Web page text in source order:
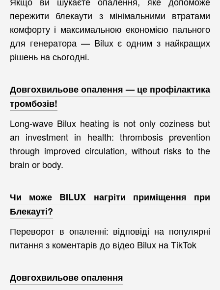
пережити блекаути з мінімальними втратами
комфорту і максимальною економією пального
для генератора — Bilux є одним з найкращих
рішень на сьогодні.
Довгохвильове опалення — це профілактика
тромбозів!
Long-wave Bilux heating is not only coziness but
an investment in health: thrombosis prevention
through improved circulation, without risks to the
brain or body.
Чи може BILUX нагріти приміщення при
Блекауті?
Переворот в опаленні: відповіді на популярні
питання з коментарів до відео Bilux на TikTok
Довгохвильове опалення